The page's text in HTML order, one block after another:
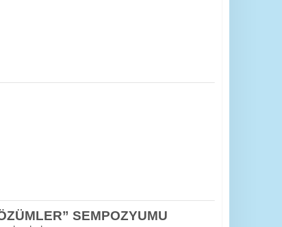
SEMPOZYUMU